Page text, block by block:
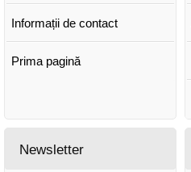
Informații de contact
Prima pagină
Newsletter